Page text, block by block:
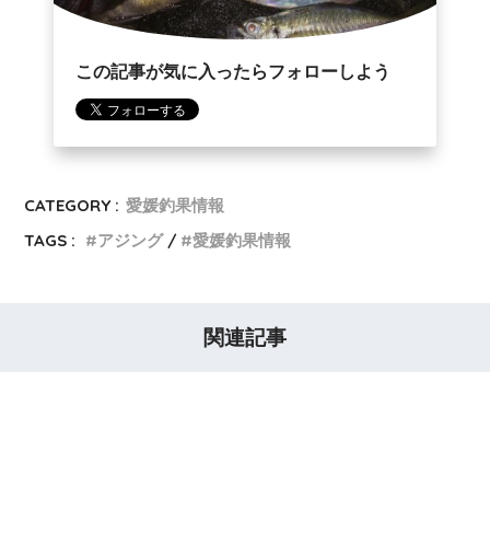
この記事が気に入ったらフォローしよう
CATEGORY : 愛媛釣果情報
TAGS :
アジング 愛媛釣果情報
関連記事